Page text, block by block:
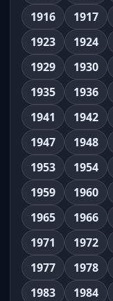
1916
1917
1923
1924
1929
1930
1935
1936
1941
1942
1947
1948
1953
1954
1959
1960
1965
1966
1971
1972
1977
1978
1983
1984